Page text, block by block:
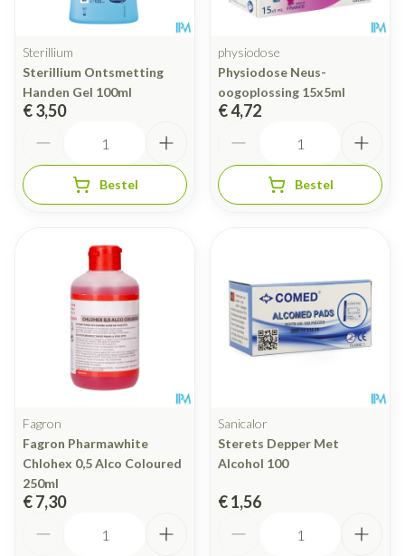
Sterillium
Sterillium Ontsmetting
Handen Gel 100ml
€ 3,50
Bestel
physiodose
Physiodose Neus-
oogoplossing 15x5ml
€ 4,72
Bestel
Fagron
Fagron Pharmawhite
Chlohex 0,5 Alco Coloured
250ml
€ 7,30
Sanicalor
Sterets Depper Met
Alcohol 100
€ 1,56